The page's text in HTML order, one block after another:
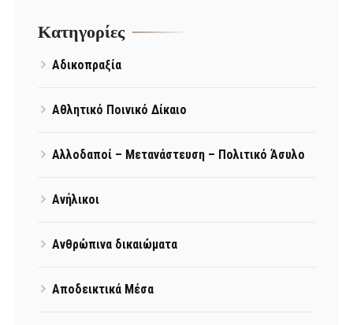
Kατηγορίες
Αδικοπραξία
Αθλητικό Ποινικό Δίκαιο
Αλλοδαποί – Μετανάστευση – Πολιτικό Άσυλο
Ανήλικοι
Ανθρώπινα δικαιώματα
Αποδεικτικά Μέσα